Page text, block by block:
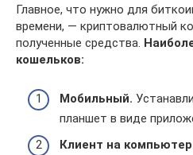
Главное, что нужно для
времени, — криптовалютный
полученные средства.
кошельков:
Мобильный.
планшет в виде
Клиент на